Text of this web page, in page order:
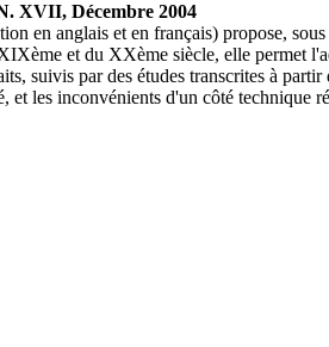
XVII, Décembre 2004
en anglais et en français) propose,
et du XXème siècle, elle permet
suivis par des études transcrites à
et les inconvénients d'un côté